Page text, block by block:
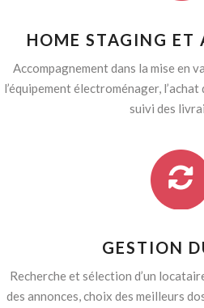
HOME STAGING ET
Accompagnement dans la mise en
l’équipement électroménager,
suivi des
GESTION
Recherche et sélection d’un
des annonces, choix des meilleurs